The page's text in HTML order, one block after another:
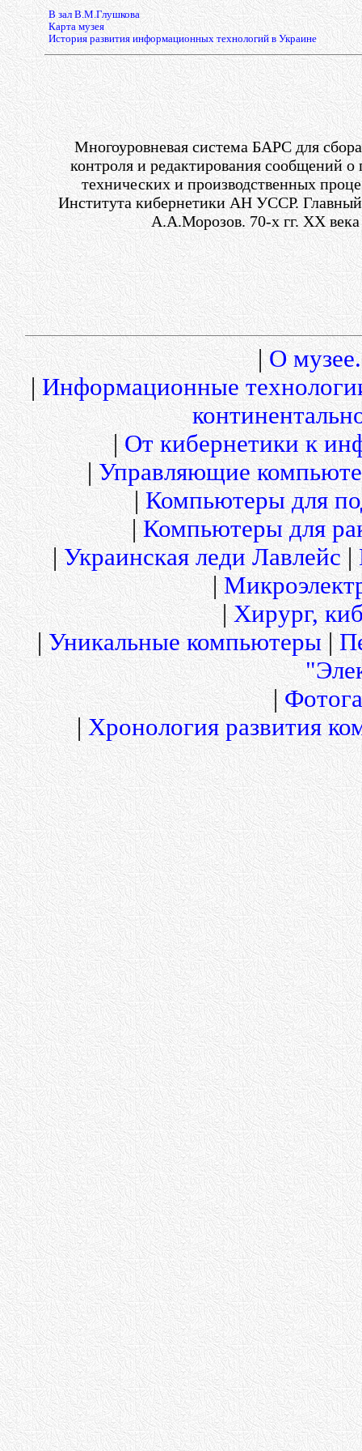
В зал В.М.Глушкова
Карта музея
История развития информационных технологий в Украине
Многоуровневая система БАРС для
контроля и редактирования сообщений о
технических и производственных
Института кибернетики АН УССР. Главный
А.А.Морозов.70-х гг. XX века
|О
|Информационные
|От кибернетики к
|Управляющие
|Компьютеры для
|Компьютеры для
|Украинская леди Лавлейс|
|
|Хирург,
|Уникальные компьютеры|
|
|Хронология развития